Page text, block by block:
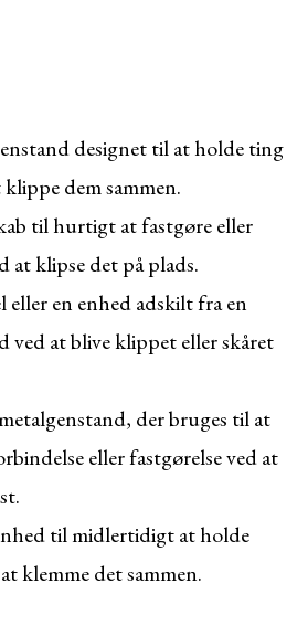
designet til at holde ting
dem sammen.
til hurtigt at fastgøre eller
at klipse det på plads.
eller en enhed adskilt fra en
ved at blive klippet eller skåret
der bruges til at
eller fastgørelse ved at
til midlertidigt at holde
klemme det sammen.